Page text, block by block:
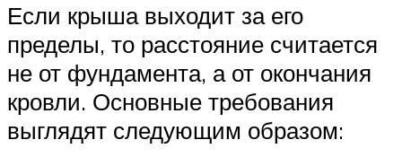
Если крыша выходит за его
пределы, то расстояние считается
не от фундамента, а от окончания
кровли. Основные требования
выглядят следующим образом: